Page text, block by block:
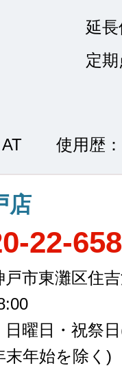
延
定
AT 使用歴
店
22-
戸市東灘区住
日曜日・祝祭日
末年始を除く)